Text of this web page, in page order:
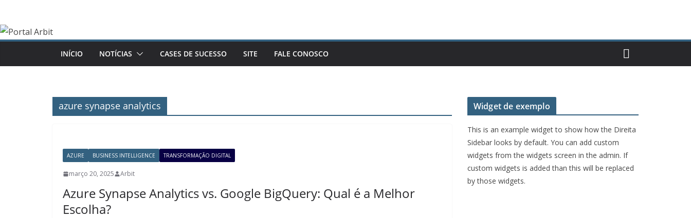
o
INÍCIO NOTÍCIAS CASES DE SUCESSO SITE FALE CONOSCO
azure synapse analytics
AZURE BUSINESS INTELLIGENCE TRANSFORMAÇÃO DIGITAL
março 20, 2025 Arbit
Azure Synapse Analytics vs. Google BigQuery: Qual é a Melhor
Escolha?
Widget de exemplo
This is an example widget to show how the Direita
Sidebar looks by default. You can add custom
widgets from the widgets screen in the admin. If
custom widgets is added than this will be replaced
by those widgets.